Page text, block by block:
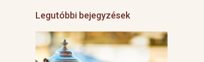
Legutóbbi bejegyzések